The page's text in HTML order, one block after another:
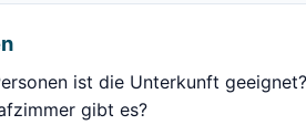
ist die Unterkunft geeignet?
gibt es?